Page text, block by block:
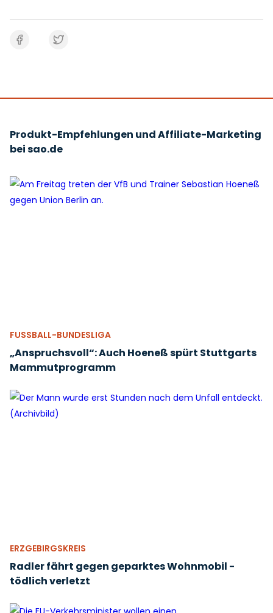
Produkt-Empfehlungen und Affiliate-Marketing
bei sao.de
FUSSBALL-BUNDESLIGA
„Anspruchsvoll“: Auch Hoeneß spürt Stuttgarts
Mammutprogramm
ERZGEBIRGSKREIS
Radler fährt gegen geparktes Wohnmobil -
tödlich verletzt